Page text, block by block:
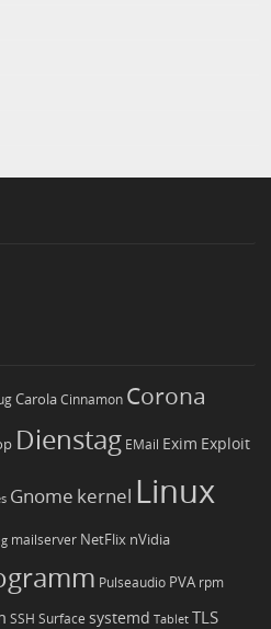
Carola Cinnamon Corona
Dienstag EMail Exim Exploit
Gnome kernel Linux
mailserver NetFlix nVidia
Pulseaudio PVA rpm
SSH Surface systemd Tablet TLS